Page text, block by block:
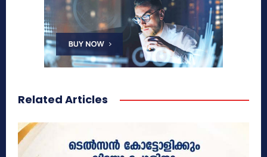
Related Articles